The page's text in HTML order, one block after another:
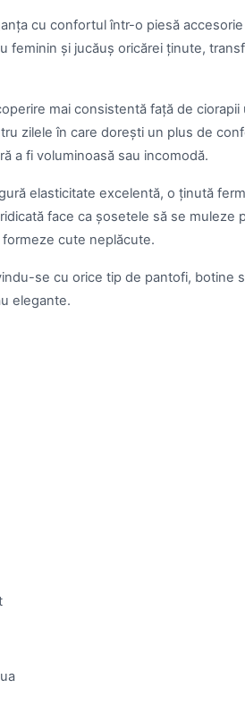
cu confortul într-o piesă accesorie
feminin și jucăuș oricărei ținute,
mai consistentă față de ciorapii
zilele în care dorești un plus de
a fi voluminoasă sau incomodă.
elasticitate excelentă, o ținută
face ca șosetele să se muleze
formeze cute neplăcute.
se cu orice tip de pantofi, botine
elegante.